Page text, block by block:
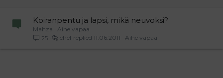
Koiranpentu ja lapsi, mikä neuvoksi?
Mahza
Aihe vapaa
25
Aihe vapaa
11.06.2011
chef